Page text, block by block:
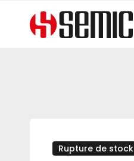
Rupture de stock